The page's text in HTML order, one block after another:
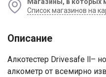
Список магазинов на
Описание
Алкотестер Drivesafe ll–
алкометр от всемирно